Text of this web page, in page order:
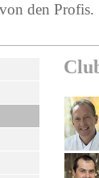
von den Profis.